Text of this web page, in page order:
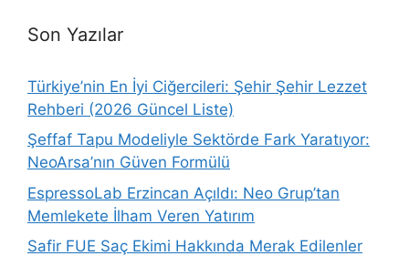
Son Yazılar
Türkiye’nin En İyi Ciğercileri: Şehir Şehir Lezzet
Rehberi (2026 Güncel Liste)
Şeffaf Tapu Modeliyle Sektörde Fark Yaratıyor:
NeoArsa’nın Güven Formülü
EspressoLab Erzincan Açıldı: Neo Grup’tan
Memlekete İlham Veren Yatırım
Safir FUE Saç Ekimi Hakkında Merak Edilenler